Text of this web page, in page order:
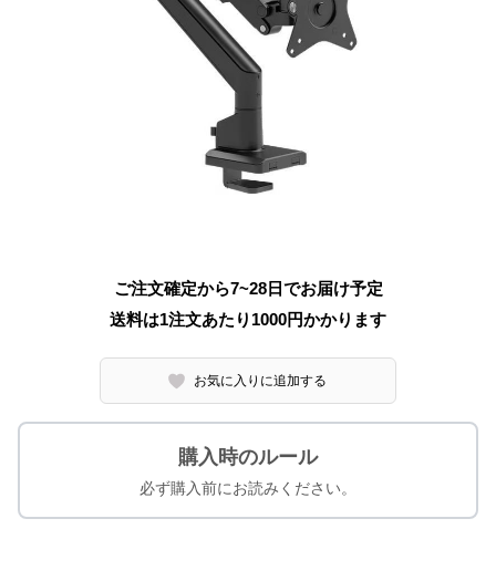
ご注文確定から7~28日でお届け予定
送料は1注文あたり 1000円かかります
お気に入りに追加する
購入時のルール
必ず購入前にお読みください。